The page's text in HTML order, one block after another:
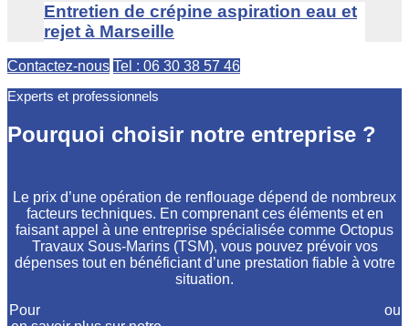
Entretien de crépine aspiration eau et
rejet à Marseille
Contactez-nous Tel : 06 30 38 57 46
Experts et professionnels
Pourquoi choisir notre entreprise ?
Le prix d’une opération de renflouage dépend de nombreux
facteurs techniques. En comprenant ces éléments et en
faisant appel à une entreprise spécialisée comme Octopus
Travaux Sous-Marins (TSM), vous pouvez prévoir vos
dépenses tout en bénéficiant d’une prestation fiable à votre
situation.
Pour
ou